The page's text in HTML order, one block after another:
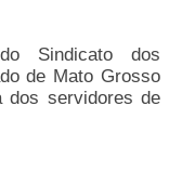
Sindicato dos
de Mato Grosso
dos servidores de